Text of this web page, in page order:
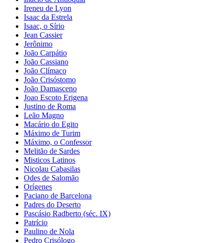
Ireneu de Lyon
Isaac da Estrela
Isaac, o Sírio
Jean Cassier
Jerônimo
João Carpátio
João Cassiano
João Clímaco
João Crisóstomo
João Damasceno
Joao Escoto Erigena
Justino de Roma
Leão Magno
Macário do Egito
Máximo de Turim
Máximo, o Confessor
Melitão de Sardes
Misticos Latinos
Nicolau Cabasilas
Odes de Salomão
Orígenes
Paciano de Barcelona
Padres do Deserto
Pascásio Radberto (séc. IX)
Patrício
Paulino de Nola
Pedro Crisólogo